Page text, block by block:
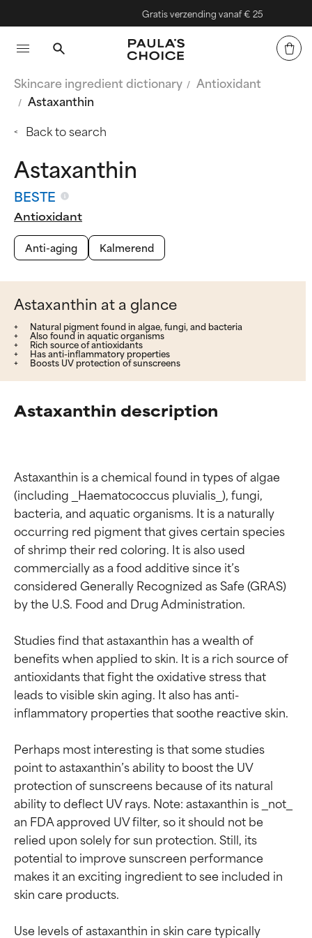
Gratis verzending vanaf € 25
Skincare ingredient dictionary
Antioxidant
Astaxanthin
Back to search
Astaxanthin
BESTE
Antioxidant
Anti-aging
Kalmerend
Astaxanthin at a glance
Natural pigment found in algae, fungi, and bacteria
Also found in aquatic organisms
Rich source of antioxidants
Has anti-inflammatory properties
Boosts UV protection of sunscreens
Astaxanthin description
Astaxanthin is a chemical found in types of algae
(including _Haematococcus pluvialis_), fungi,
bacteria, and aquatic organisms. It is a naturally
occurring red pigment that gives certain species
of shrimp their red coloring. It is also used
commercially as a food additive since it’s
considered Generally Recognized as Safe (GRAS)
by the U.S. Food and Drug Administration.
Studies find that astaxanthin has a wealth of
benefits when applied to skin. It is a rich source of
antioxidants that fight the oxidative stress that
leads to visible skin aging. It also has anti-
inflammatory properties that soothe reactive skin.
Perhaps most interesting is that some studies
point to astaxanthin’s ability to boost the UV
protection of sunscreens because of its natural
ability to deflect UV rays. Note: astaxanthin is _not_
an FDA approved UV filter, so it should not be
relied upon solely for sun protection. Still, its
potential to improve sunscreen performance
makes it an exciting ingredient to see included in
skin care products.
Use levels of astaxanthin in skin care typically